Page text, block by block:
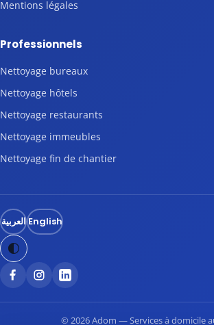
Mentions légales
Professionnels
Nettoyage bureaux
Nettoyage hôtels
Nettoyage restaurants
Nettoyage immeubles
Nettoyage fin de chantier
العربية English
© 2026 Adom — Services à domicile